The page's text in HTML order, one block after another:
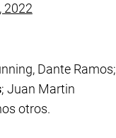
2022
Dante Ramos;
; Juan Martin
otros.